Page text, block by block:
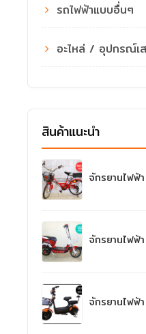
รถไฟฟ้าแบบอื่นๆ
อะไหล่ / อุปกรณ์
สินค้าแนะนำ
จักรยานไฟฟ้
จักรยานไฟฟ้
จักรยานไฟฟ้